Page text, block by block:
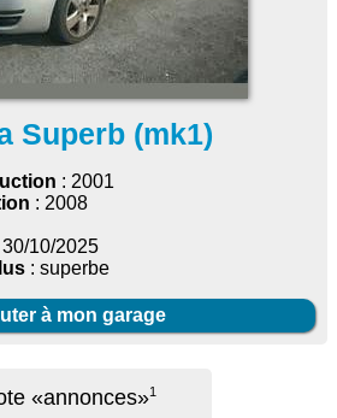
Superb (mk1)
: 2001
: 2008
30/10/2025
: superbe
à mon garage
«annonces»1